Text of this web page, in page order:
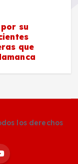
su
que
los derechos